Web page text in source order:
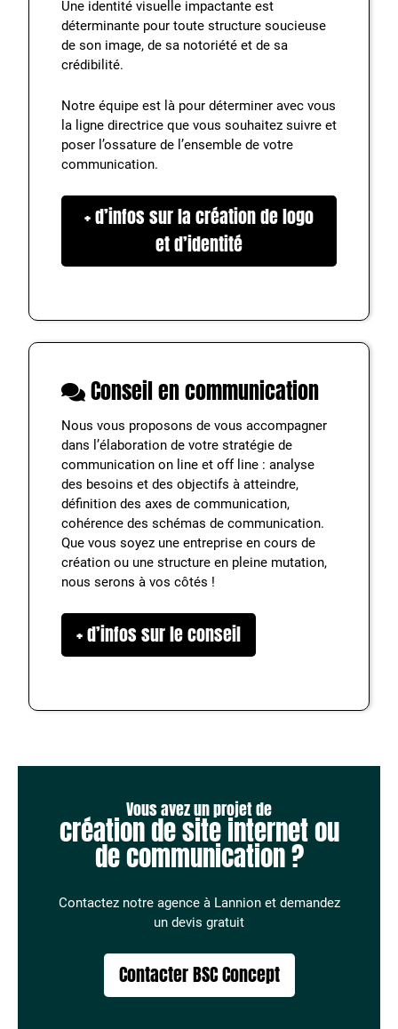
Une identité visuelle impactante est
déterminante pour toute structure soucieuse
de son image, de sa notoriété et de sa
crédibilité.
Notre équipe est là pour déterminer avec vous
la ligne directrice que vous souhaitez suivre et
poser l’ossature de l’ensemble de votre
communication.
+ d’infos sur la création de logo
et d’identité
Conseil en communication
Nous vous proposons de vous accompagner
dans l’élaboration de votre stratégie de
communication on line et off line : analyse
des besoins et des objectifs à atteindre,
définition des axes de communication,
cohérence des schémas de communication.
Que vous soyez une entreprise en cours de
création ou une structure en pleine mutation,
nous serons à vos côtés !
+ d’infos sur le conseil
Vous avez un projet de
création de site internet ou
de communication ?
Contactez notre agence à Lannion et demandez
un devis gratuit
Contacter BSC Concept